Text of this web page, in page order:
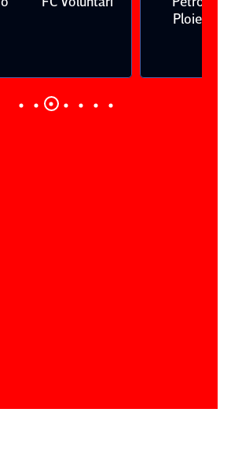
Ploieşti